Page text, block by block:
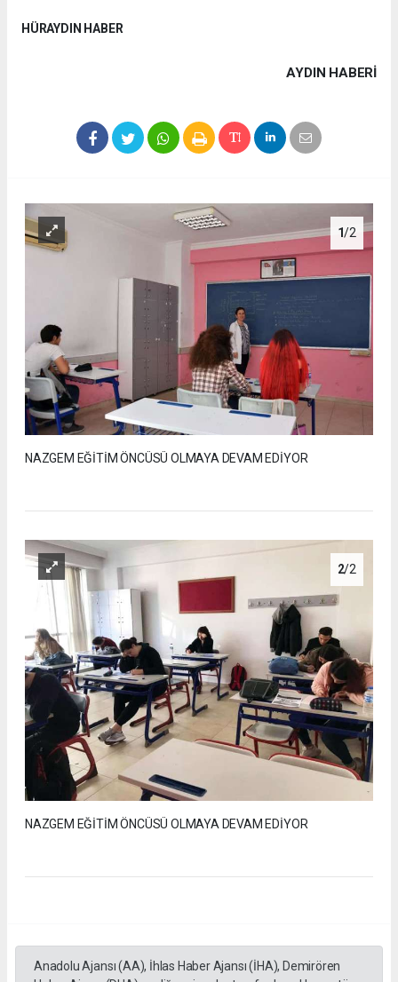
HÜRAYDIN HABER
AYDIN HABERİ
1/2
NAZGEM EĞİTİM ÖNCÜSÜ OLMAYA DEVAM EDİYOR
2/2
NAZGEM EĞİTİM ÖNCÜSÜ OLMAYA DEVAM EDİYOR
Anadolu Ajansı (AA), İhlas Haber Ajansı (İHA), Demirören